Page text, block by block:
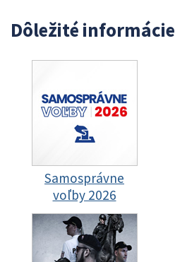
Dôležité informácie
Samosprávne
voľby 2026